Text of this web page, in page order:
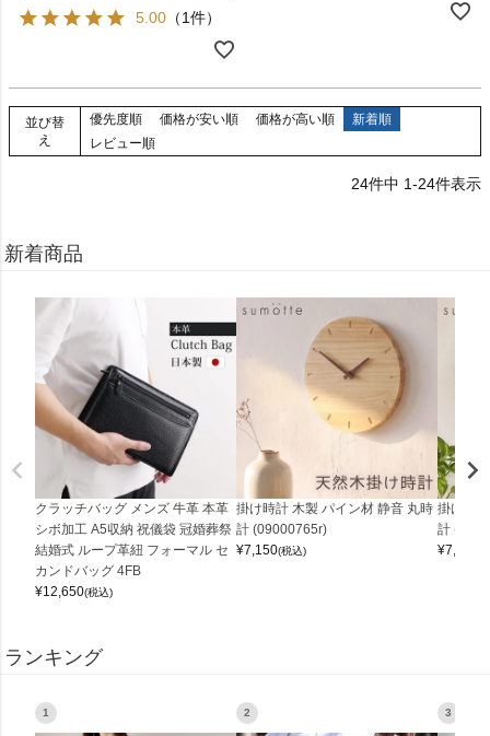
5.00 （1件）
並び替
え
優先度順 価格が安い順 価格が高い順
新着順
レビュー順
24件中 1-24件表示
新着商品
クラッチバッグ メンズ 牛革 本革
シボ加工 A5収納 祝儀袋 冠婚葬祭
結婚式 ループ革紐 フォーマル セ
カンドバッグ 4FB
¥12,650(税込)
掛け時計 木製 パイン材 静音 丸時
計 (09000765r)
¥7,150(税込)
掛け時
計
¥7,150
ランキング
1 2 3